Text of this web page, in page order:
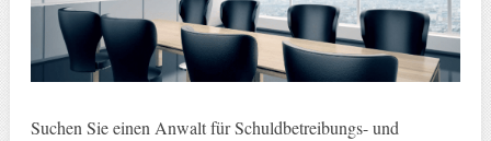
Suchen Sie einen Anwalt für Schuldbetreibungs- und